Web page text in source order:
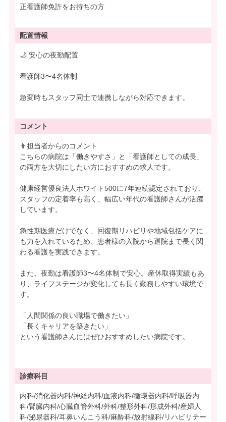
正看護師免許をお持ちの方
配置情報
🌙 安心の夜勤配置
看護師3〜4名体制
急変時もスタッフ同士で連携しながら対応できます。
コメント
👨担当者からのコメント
こちらの病院は「働きやすさ」と「看護師としての成長」
の両方を大切にしたい方におすすめの求人です。
健康経営優良法人ホワイト500に7年連続認定されており、
スタッフの定着率も高く、幅広い年代の看護師さんが活躍
しています。
急性期医療だけでなく、回復期リハビリや地域包括ケアに
も力を入れているため、患者様の入院から退院まで長く関
わる看護を実践できます。
また、夜勤は看護師3〜4名体制で安心。産休取得実績もあ
り、ライフステージが変化しても長く勤務しやすい環境で
す。
「人間関係の良い職場で働きたい」
「長くキャリアを築きたい」
という看護師さんにはぜひおすすめしたい病院です。
診療科目
内科/消化器内科/神経内科/血液内科/循環器内科/呼吸器内
科/腎臓内科/心臓血管外科/外科/整形外科/形成外科/産婦人
科/泌尿器科/耳鼻いんこう科/麻酔科/放射線科/リハビリテー